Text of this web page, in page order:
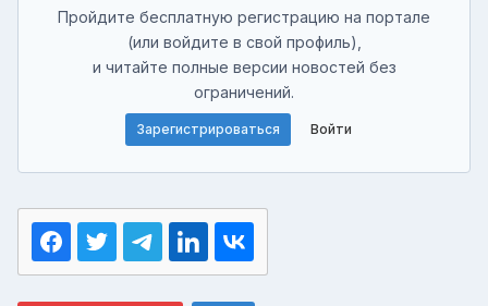
Пройдите бесплатную регистрацию на портале
(или войдите в свой профиль),
и читайте полные версии новостей без
ограничений.
Зарегистрироваться Войти